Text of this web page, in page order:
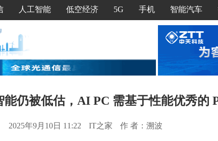
人工智能 低空经济 5G 手机 智能汽车
仍被低估，AI PC 需基于性能优秀的
2025年9月10日 11:22 IT之家 作 者：溯波